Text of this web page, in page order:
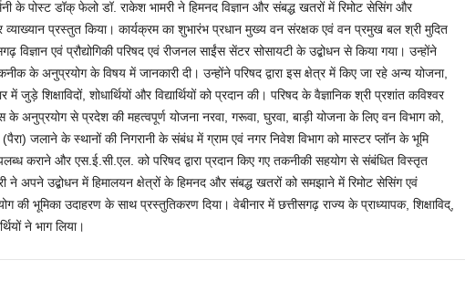
के पोस्ट डॉक् फेलो डॉ. राकेश भामरी ने हिमनद विज्ञान और संबद्ध खतरों में रिमोट सेसिंग और
प्रस्तुत किया। कार्यक्रम का शुभारंभ प्रधान मुख्य वन संरक्षक एवं वन प्रमुख बल श्री मुदित
विज्ञान एवं प्रौद्योगिकी परिषद एवं रीजनल साईंस सेंटर सोसायटी के उद्बोधन से किया गया। उन्होंने
के अनुप्रयोग के विषय में जानकारी दी। उन्होंने परिषद द्वारा इस क्षेत्र में किए जा रहे अन्य योजना,
में जुड़े शिक्षाविदों, शोधार्थियों और विद्यार्थियों को प्रदान की। परिषद के वैज्ञानिक श्री प्रशांत कविश्वर
के अनुप्रयोग से प्रदेश की महत्वपूर्ण योजना नरवा, गरूवा, घुरवा, बाड़ी योजना के लिए वन विभाग को,
जलाने के स्थानों की निगरानी के संबंध में ग्राम एवं नगर निवेश विभाग को मास्टर प्लॉन के भूमि
कराने और एस.ई.सी.एल. को परिषद द्वारा प्रदान किए गए तकनीकी सहयोग से संबंधित विस्तृत
ने अपने उद्बोधन में हिमालयन क्षेत्रों के हिमनद और संबद्ध खतरों को समझाने में रिमोट सेसिंग एवं
भूमिका उदाहरण के साथ प्रस्तुतिकरण दिया। वेबीनार में छत्तीसगढ़ राज्य के प्राध्यापक, शिक्षाविद्,
ने भाग लिया।